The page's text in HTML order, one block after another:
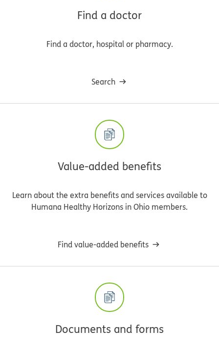
Find a doctor
Find a doctor, hospital or pharmacy.
Search
Value-added benefits
Learn about the extra benefits and services available to
Humana Healthy Horizons in Ohio members.
Find value-added benefits
Documents and forms